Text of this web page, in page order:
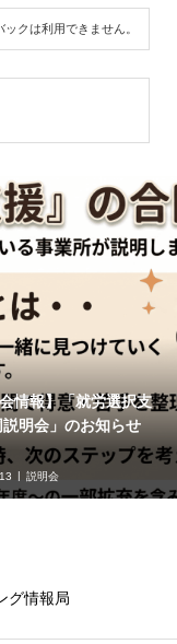
ックは利用できません。
情報】「就労選択支
明会」のお知らせ
説明会
グ情報局